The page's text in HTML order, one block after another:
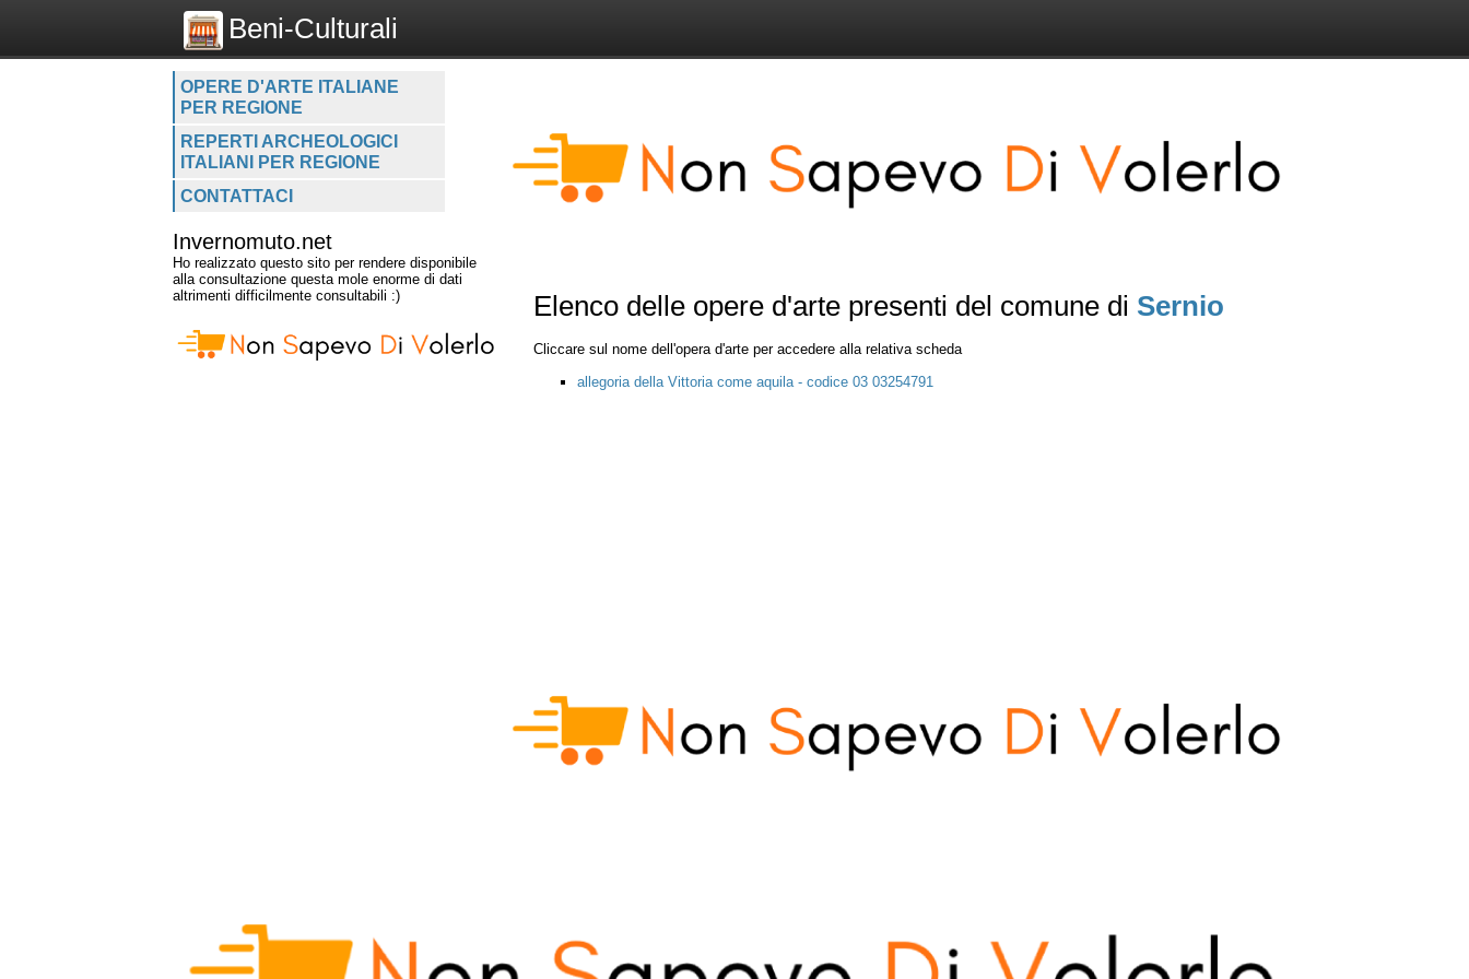
Beni-Culturali
OPERE D'ARTE ITALIANE
PER REGIONE
REPERTI ARCHEOLOGICI
ITALIANI PER REGIONE
CONTATTACI
Invernomuto.net
Ho realizzato questo sito per rendere disponibile
alla consultazione questa mole enorme di dati
altrimenti difficilmente consultabili :)
Elenco delle opere d'arte presenti del comune di Sernio
Cliccare sul nome dell'opera d'arte per accedere alla relativa scheda
allegoria della Vittoria come aquila - codice 03 03254791